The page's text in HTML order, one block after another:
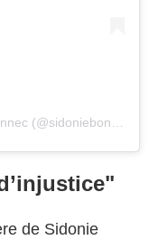
Une publication partagée par Sidonie Bonnec (@sidoniebonnec)
de Sidonie